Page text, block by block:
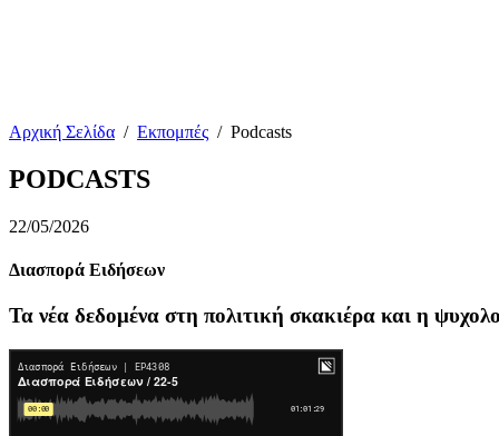
Αρχική Σελίδα / Εκπομπές / Podcasts
PODCASTS
22/05/2026
Διασπορά Ειδήσεων
Τα νέα δεδομένα στη πολιτική σκακιέρα και η